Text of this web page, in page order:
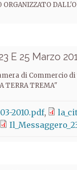
ORGANIZZATO
E 25 Marzo
di Commercio
TERRA TREMA"
2010.pdf